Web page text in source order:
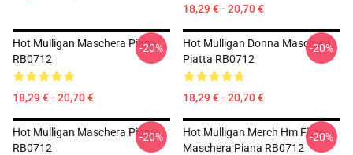
18,29 € - 20,70 €
Hot Mulligan Maschera Piana
RB0712
18,29 € - 20,70 €
-20%
Hot Mulligan Donna Maschera
Piatta RB0712
18,29 € - 20,70 €
-20%
Hot Mulligan Maschera Piana
RB0712
-20%
Hot Mulligan Merch Hm Fiore
Maschera Piana RB0712
-20%